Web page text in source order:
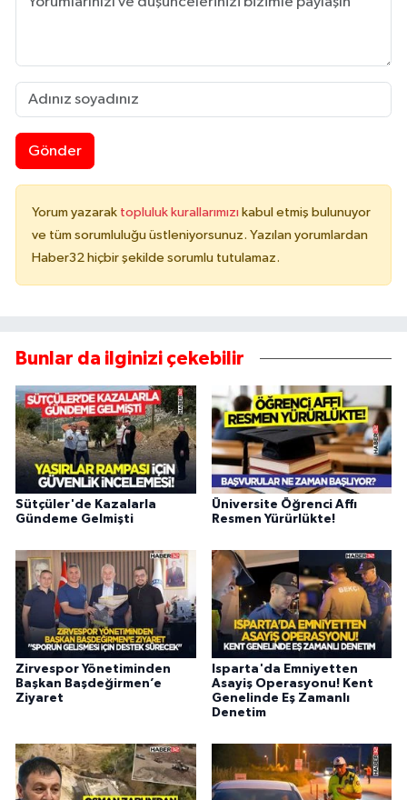
Gönder
Yorum yazarak topluluk kurallarımızı kabul etmiş bulunuyor
ve tüm sorumluluğu üstleniyorsunuz. Yazılan yorumlardan
Haber32 hiçbir şekilde sorumlu tutulamaz.
Bunlar da ilginizi çekebilir
Sütçüler'de Kazalarla
Gündeme Gelmişti
Üniversite Öğrenci Affı
Resmen Yürürlükte!
Zirvespor Yönetiminden
Başkan Başdeğirmen’e
Ziyaret
Isparta'da Emniyetten
Asayiş Operasyonu! Kent
Genelinde Eş Zamanlı
Denetim